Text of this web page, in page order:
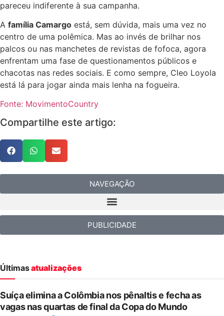
pareceu indiferente à sua campanha.
A família Camargo está, sem dúvida, mais uma vez no
centro de uma polêmica. Mas ao invés de brilhar nos
palcos ou nas manchetes de revistas de fofoca, agora
enfrentam uma fase de questionamentos públicos e
chacotas nas redes sociais. E como sempre, Cleo Loyola
está lá para jogar ainda mais lenha na fogueira.
Fonte: MovimentoCountry
Compartilhe este artigo:
NAVEGAÇÃO
PUBLICIDADE
Últimasatualizações
Suíça elimina a Colômbia nos pênaltis e fecha as
vagas nas quartas de final da Copa do Mundo